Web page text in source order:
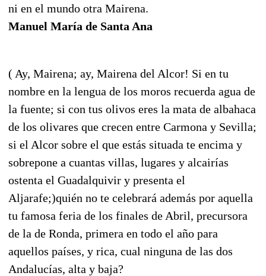
ni en el mundo otra Mairena.
Manuel María de Santa Ana
( Ay, Mairena; ay, Mairena del Alcor! Si en tu
nombre en la lengua de los moros recuerda agua de
la fuente; si con tus olivos eres la mata de albahaca
de los olivares que crecen entre Carmona y Sevilla;
si el Alcor sobre el que estás situada te encima y
sobrepone a cuantas villas, lugares y alcairías
ostenta el Guadalquivir y presenta el
Aljarafe;)quién no te celebrará además por aquella
tu famosa feria de los finales de Abril, precursora
de la de Ronda, primera en todo el año para
aquellos países, y rica, cual ninguna de las dos
Andalucías, alta y baja?